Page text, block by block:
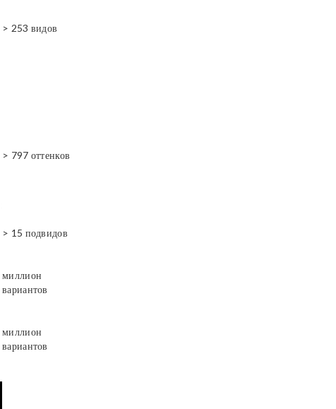
> 253 видов
> 797 оттенков
> 15 подвидов
миллион
вариантов
миллион
вариантов